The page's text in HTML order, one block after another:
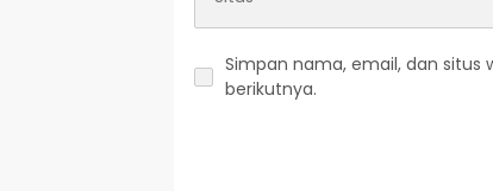
Simpan nama, email, dan
berikutnya.